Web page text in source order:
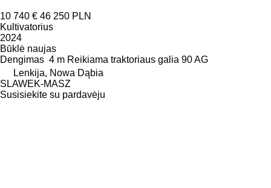
10 740 € 46 250 PLN
Kultivatorius
2024
Būklė naujas
Dengimas 4 m Reikiama traktoriaus galia 90 AG
Lenkija, Nowa Dąbia
SLAWEK-MASZ
Susisiekite su pardavėju